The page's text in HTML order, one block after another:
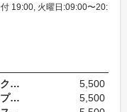
19:00, 火曜日:09:00〜20:
【新規限定】【腰の疲れ】カイロプラクティック 60分…
5,500
【新規限定】【首・肩の疲れ】カイロプラクティック …
5,500